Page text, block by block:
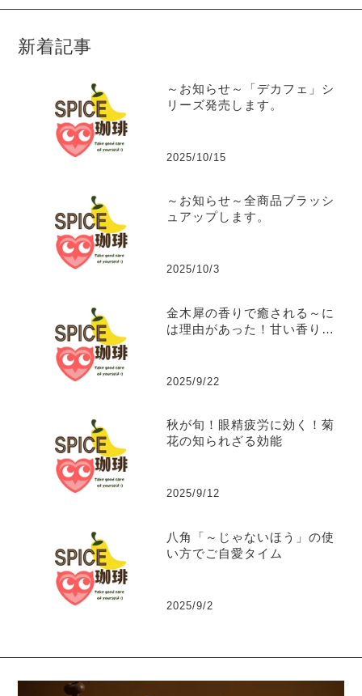
新着記事
～お知らせ～「デカフェ」シ
リーズ発売します。
2025/10/15
～お知らせ～全商品ブラッシ
ュアップします。
2025/10/3
金木犀の香りで癒される～に
は理由があった！甘い香りに
2025/9/22
秋が旬！眼精疲労に効く！菊
花の知られざる効能
2025/9/12
八角「～じゃないほう」の使
い方でご自愛タイム
2025/9/2